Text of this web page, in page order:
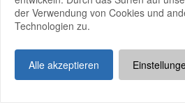
BeimR+V Holsteiner
Holsteiner Fohlen des Jahrgangs
Wer wird Holsteiner Fohlen-
der Verwendung von Cookies und
Technologien zu.
Alle akzeptieren